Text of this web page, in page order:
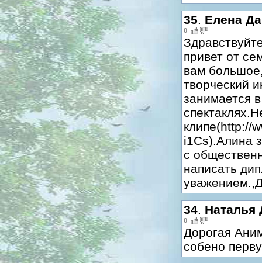
35. Елена
0
привет от
вам
творческий
занимается
клипе(http://
i1Cs).Алина
с
написать
34. Наталья
0
Дорогая
собено